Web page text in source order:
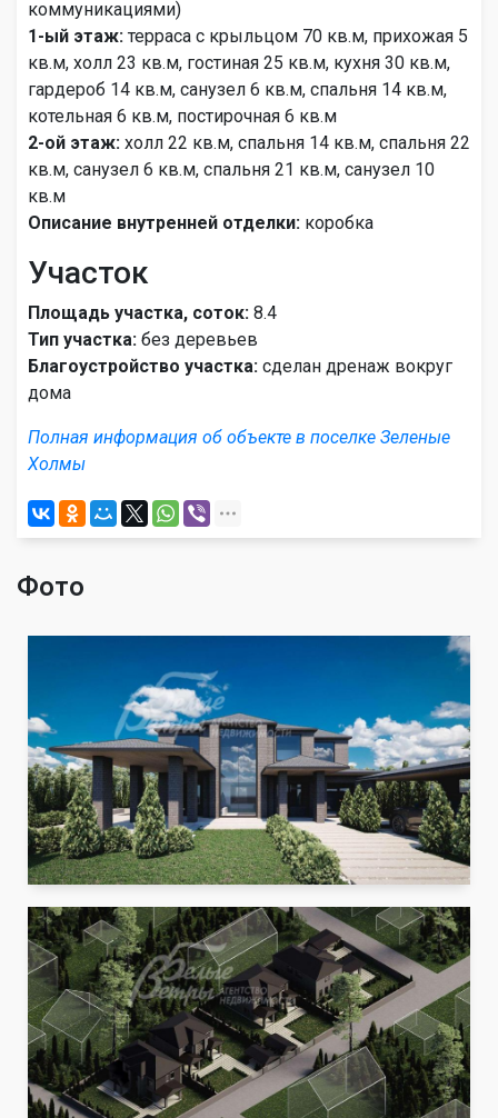
коммуникациями)
1-ый этаж: терраса с крыльцом 70 кв.м, прихожая 5
кв.м, холл 23 кв.м, гостиная 25 кв.м, кухня 30 кв.м,
гардероб 14 кв.м, санузел 6 кв.м, спальня 14 кв.м,
котельная 6 кв.м, постирочная 6 кв.м
2-ой этаж: холл 22 кв.м, спальня 14 кв.м, спальня 22
кв.м, санузел 6 кв.м, спальня 21 кв.м, санузел 10
кв.м
Описание внутренней отделки: коробка
Участок
Площадь участка, соток: 8.4
Тип участка: без деревьев
Благоустройство участка: сделан дренаж вокруг
дома
Полная информация об объекте в поселке Зеленые
Холмы
Фото